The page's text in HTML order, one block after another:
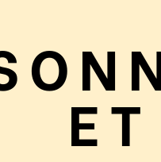
pause